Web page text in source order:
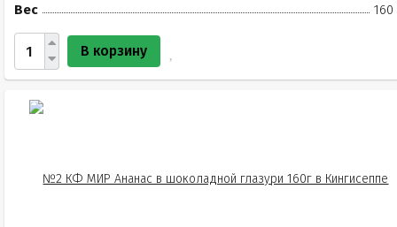
Вес 160
В корзину